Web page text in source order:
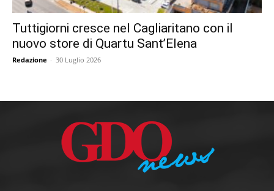
Tuttigiorni cresce nel Cagliaritano con il
nuovo store di Quartu Sant’Elena
Redazione - 30 Luglio 2026